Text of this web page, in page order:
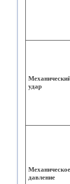
удар
Механическое
давление